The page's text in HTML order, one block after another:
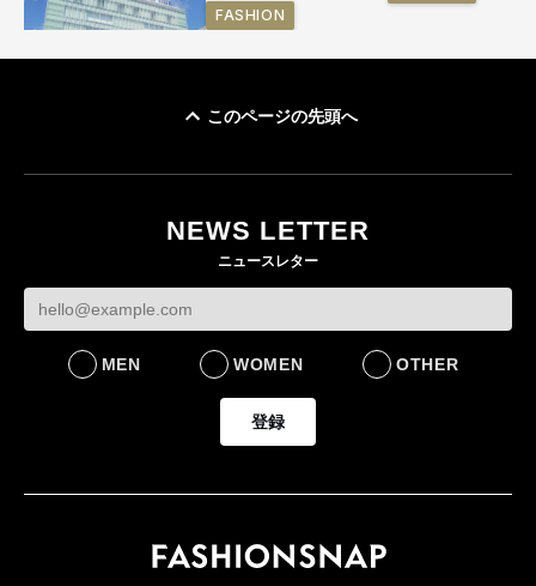
FASHION
このページの先頭へ
NEWS LETTER
ニュースレター
MEN WOMEN OTHER
登録